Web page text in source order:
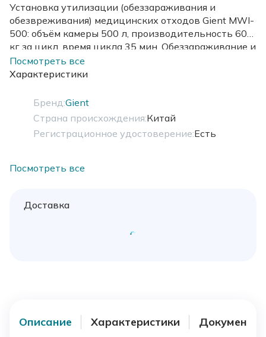
Установка утилизации (обеззараживания и
обезвреживания) медицинских отходов Gient MWI-
500: объём камеры 500 л, производительность 60
кг за цикл, время цикла 35 мин. Обеззараживание и
обезвреживание выполняются в одной установке
за один цикл.
Посмотреть все
Характеристики
Бренд:Gient
Страна происхождения:Китай
Регистрационное удостоверение:Есть
Посмотреть все
Доставка
Описание Характеристики Документы